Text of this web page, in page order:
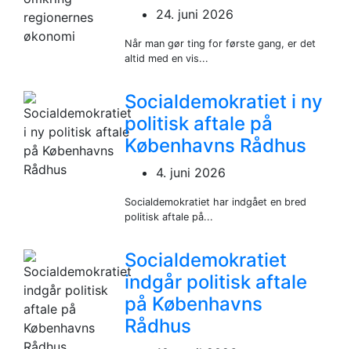
24. juni 2026
Når man gør ting for første gang, er det
altid med en vis...
Socialdemokratiet i ny
politisk aftale på
Københavns Rådhus
4. juni 2026
Socialdemokratiet har indgået en bred
politisk aftale på...
Socialdemokratiet
indgår politisk aftale
på Københavns
Rådhus